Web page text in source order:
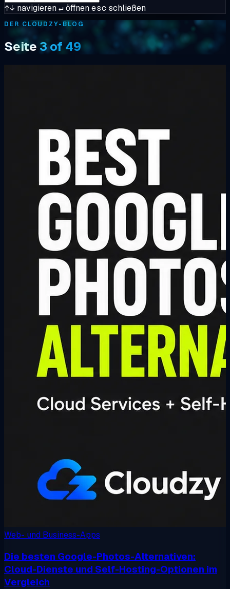
↑↓ navigieren↵öffnenesc schließen
DER CLOUDZY-BLOG
Seite 3 of 49
Web- und Business-Apps
Die besten Google-Photos-Alternativen:
Cloud-Dienste und Self-Hosting-Optionen im
Vergleich